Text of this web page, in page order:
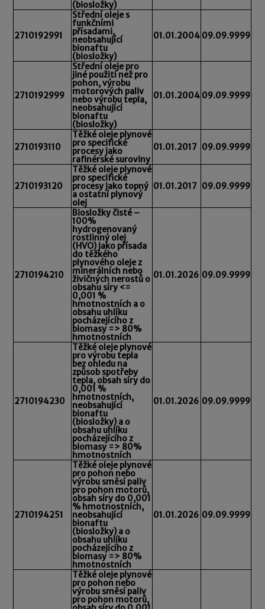
(biosložky)
2710192991
Střední oleje s
funkčními
přísadami,
neobsahující
bionaftu
(biosložky)
01.01.2004 09.09.9999
2710192999
Střední oleje pro
jiné použití než pro
pohon, výrobu
motorových paliv
nebo výrobu tepla,
neobsahující
bionaftu
(biosložky)
01.01.2004 09.09.9999
2710193110
Těžké oleje plynové
pro specifické
procesy jako
rafinérské suroviny
01.01.2017 09.09.9999
2710193120
Těžké oleje plynové
pro specifické
procesy jako topný
a ostatní plynový
olej
01.01.2017 09.09.9999
2710194210
Biosložky čisté –
100%
hydrogenovaný
rostlinný olej
(HVO) jako přísada
do těžkého
plynového oleje z
minerálních nebo
živičných nerostů o
obsahu síry <=
0,001 %
hmotnostních a o
obsahu uhlíku
pocházejícího z
biomasy => 80%
hmotnostních
01.01.2026 09.09.9999
2710194230
Těžké oleje plynové
pro výrobu tepla
bez ohledu na
způsob spotřeby
tepla, obsah síry do
0,001 %
hmotnostních,
neobsahující
bionaftu
(biosložky) a o
obsahu uhlíku
pocházejícího z
biomasy => 80%
hmotnostních
01.01.2026 09.09.9999
2710194251
Těžké oleje plynové
pro pohon nebo
výrobu směsí paliv
pro pohon motorů,
obsah síry do 0,001
% hmotnostních,
neobsahující
bionaftu
(biosložky) a o
obsahu uhlíku
pocházejícího z
biomasy => 80%
hmotnostních
01.01.2026 09.09.9999
Těžké oleje plynové
pro pohon nebo
výrobu směsí paliv
pro pohon motorů,